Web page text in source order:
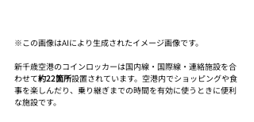
※この画像はAIにより生成されたイメージ画像です。
新千歳空港のコインロッカーは国内線・国際線・連絡施設を合
わせて約22箇所設置されています。空港内でショッピングや食
事を楽しんだり、乗り継ぎまでの時間を有効に使うときに便利
な施設です。